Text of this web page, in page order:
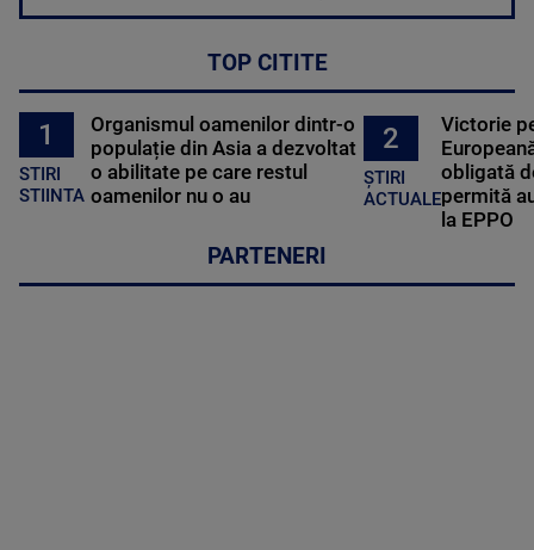
TOP CITITE
1
STIRI
STIINTA
Organismul oamenilor dintr-o
populație din Asia a dezvoltat
o abilitate pe care restul
oamenilor nu o au
2
ȘTIRI
ACTUALE
Victorie
obligată
permită
la EPPO
PARTENERI